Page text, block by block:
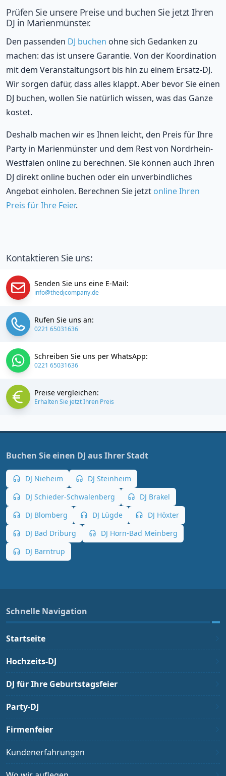
Prüfen Sie unsere Preise und buchen Sie jetzt Ihren
DJ in Marienmünster.
Den passenden DJ buchen ohne sich Gedanken zu
machen: das ist unsere Garantie. Von der Koordination
mit dem Veranstaltungsort bis hin zu einem Ersatz-DJ.
Wir sorgen dafür, dass alles klappt. Aber bevor Sie einen
DJ buchen, wollen Sie natürlich wissen, was das Ganze
kostet.
Deshalb machen wir es Ihnen leicht, den Preis für Ihre
Party in Marienmünster und dem Rest von Nordrhein-
Westfalen online zu berechnen. Sie können auch Ihren
DJ direkt online buchen oder ein unverbindliches
Angebot einholen. Berechnen Sie jetzt online Ihren
Preis für Ihre Feier.
Kontaktieren Sie uns:
Senden Sie uns eine E-Mail:
info@thedjcompany.de
Rufen Sie uns an:
0221 65031636
Schreiben Sie uns per WhatsApp:
0221 65031636
Preise vergleichen:
Erhalten Sie jetzt Ihren Preis
Buchen Sie einen DJ aus Ihrer Stadt
DJ Nieheim
DJ Steinheim
DJ Schieder-Schwalenberg
DJ Brakel
DJ Blomberg
DJ Lügde
DJ Höxter
DJ Bad Driburg
DJ Horn-Bad Meinberg
DJ Barntrup
Schnelle Navigation
Startseite
Hochzeits-DJ
DJ für Ihre Geburtstagsfeier
Party-DJ
Firmenfeier
Kundenerfahrungen